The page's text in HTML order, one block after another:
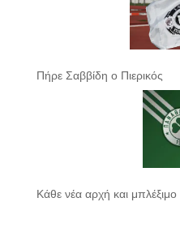
Πήρε Σαββίδη ο Πιερικός
Κάθε νέα αρχή και μπλέξιμο